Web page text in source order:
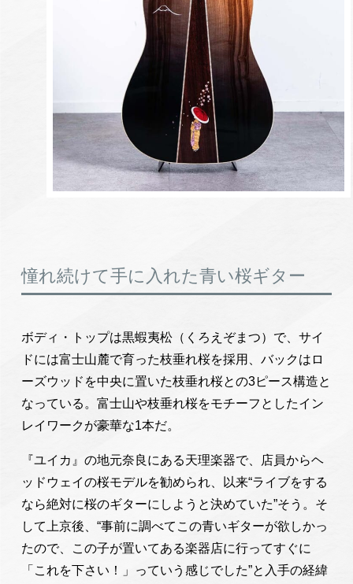
憧れ続けて手に入れた青い桜ギター
ボディ・トップは黒蝦夷松（くろえぞまつ）で、サイ
ドには富士山麓で育った枝垂れ桜を採用、バックはロ
ーズウッドを中央に置いた枝垂れ桜との3ピース構造と
なっている。富士山や枝垂れ桜をモチーフとしたイン
レイワークが豪華な1本だ。
『ユイカ』の地元奈良にある天理楽器で、店員からヘ
ッドウェイの桜モデルを勧められ、以来“ライブをする
なら絶対に桜のギターにしようと決めていた”そう。そ
して上京後、“事前に調べてこの青いギターが欲しかっ
たので、この子が置いてある楽器店に行ってすぐに
「これを下さい！」っていう感じでした”と入手の経緯